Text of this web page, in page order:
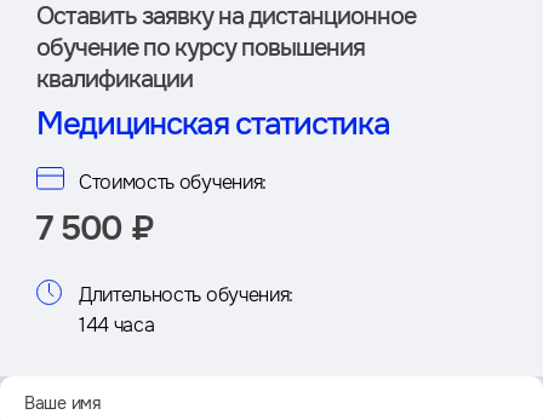
Оставить заявку на дистан­ционное
обучение по курсу повышения
квалификации
Медицинская статистика
Стоимость обучения:
7 500 ₽
Длительность обучения:
144 часа